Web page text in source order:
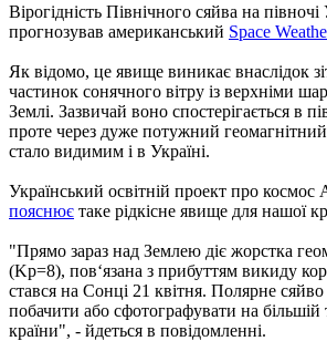
Вірогідність Північного сяйва на
прогнозував американський Space
Як відомо, це явище виникає внаслідок
частинок сонячного вітру із верхніми
Землі. Зазвичай воно спостерігається в
проте через дуже потужний
стало видимим і в Україні.
Український освітній проект про космос
пояснює таке рідкісне явище для нашої
"Прямо зараз над Землею діє жорстка
(Kp=8), пов‘язана з прибуттям викиду
стався на Сонці 21 квітня. Полярне
побачити або сфотографувати на більшій
країни", - йдеться в повідомленні.